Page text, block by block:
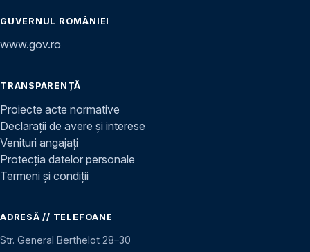
GUVERNUL ROMÂNIEI
www.gov.ro
TRANSPARENȚĂ
Proiecte acte normative
Declarații de avere și interese
Venituri angajați
Protecția datelor personale
Termeni și condiții
ADRESĂ // TELEFOANE
Str. General Berthelot 28–30